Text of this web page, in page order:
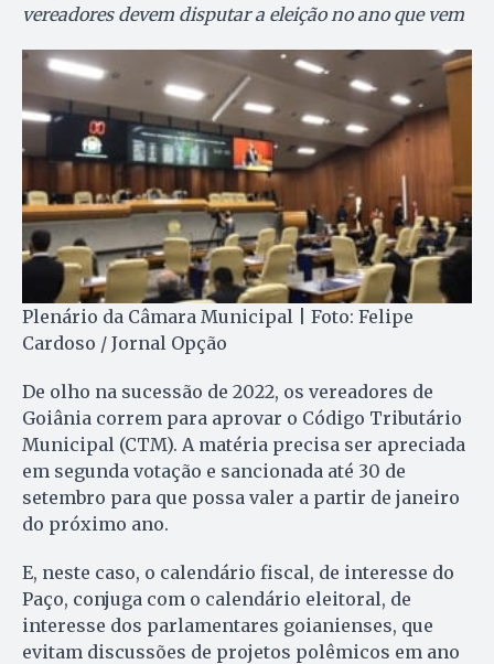
vereadores devem disputar a eleição no ano que vem
Plenário da Câmara Municipal | Foto: Felipe
Cardoso / Jornal Opção
De olho na sucessão de 2022, os vereadores de
Goiânia correm para aprovar o Código Tributário
Municipal (CTM). A matéria precisa ser apreciada
em segunda votação e sancionada até 30 de
setembro para que possa valer a partir de janeiro
do próximo ano.
E, neste caso, o calendário fiscal, de interesse do
Paço, conjuga com o calendário eleitoral, de
interesse dos parlamentares goianienses, que
evitam discussões de projetos polêmicos em ano